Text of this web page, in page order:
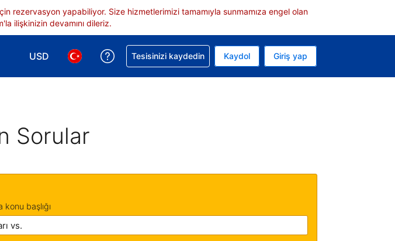
rezervasyon yapabiliyor. Size hizmetlerimizi tamamıyla sunmamıza engel olan
ilişkinizin devamını dileriz.
USD
Para birimi seçimi yap. Mevcut para biriminiz ABD doları
Dil seçimi yap. Mevcut diliniz Türkçe
Rezervasyonunuzla ilgili yardım alın
Tesisinizi kaydedin Kaydol Giriş yap
Sorular
başlığı